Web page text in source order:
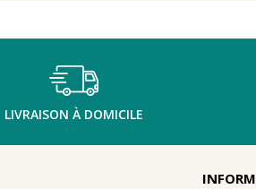
LIVRAISON À DOMICILE